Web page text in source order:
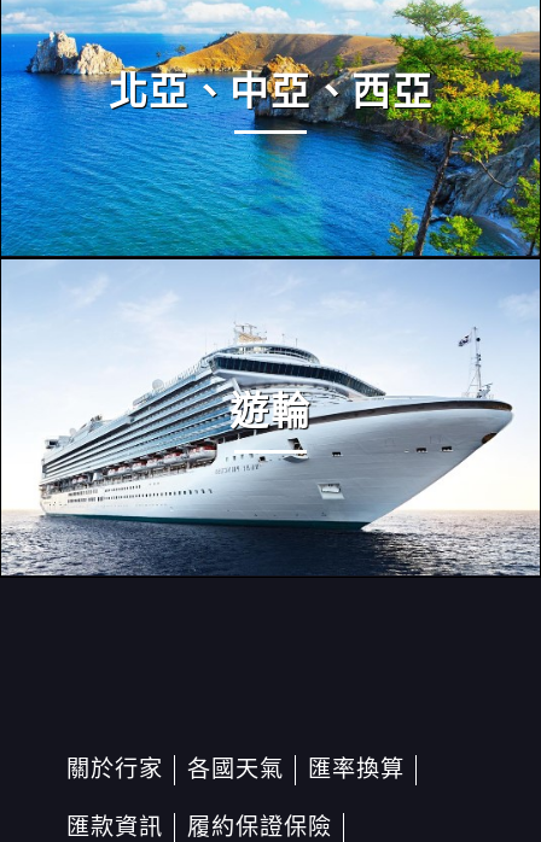
北亞、中亞、西亞
遊輪
關於行家 各國天氣
匯率換算
匯款資訊
履約保證保險